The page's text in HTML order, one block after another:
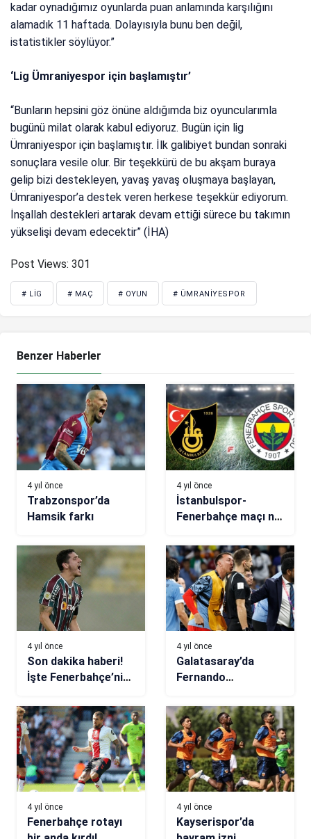
kadar oynadığımız oyunlarda puan anlamında karşılığını
alamadık 11 haftada. Dolayısıyla bunu ben değil,
istatistikler söylüyor.”
‘Lig Ümraniyespor için başlamıştır’
“Bunların hepsini göz önüne aldığımda biz oyuncularımla
bugünü milat olarak kabul ediyoruz. Bugün için lig
Ümraniyespor için başlamıştır. İlk galibiyet bundan sonraki
sonuçlara vesile olur. Bir teşekkürü de bu akşam buraya
gelip bizi destekleyen, yavaş yavaş oluşmaya başlayan,
Ümraniyespor’a destek veren herkese teşekkür ediyorum.
İnşallah destekleri artarak devam ettiği sürece bu takımın
yükselişi devam edecektir” (İHA)
Post Views: 301
# LIG # MAÇ # OYUN # ÜMRANIYESPOR
Benzer Haberler
4 yıl önce
Trabzonspor’da
Hamsik farkı
4 yıl önce
İstanbulspor-
Fenerbahçe maçı ne
hangi kanalda?
(Muhtemel 11’ler)
4 yıl önce
Son dakika haberi!
İşte Fenerbahçe’nin
4 yıl önce
Galatasaray’da
Fernando
Fenerbahçe sevinci!
4 yıl önce
Fenerbahçe rotayı
4 yıl önce
Kayserispor’da